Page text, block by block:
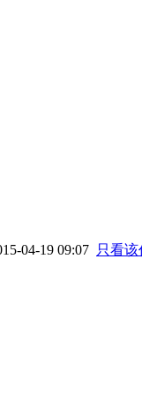
04-19 09:07 只看该